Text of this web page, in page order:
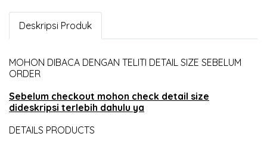
Deskripsi Produk
MOHON DIBACA DENGAN TELITI DETAIL SIZE SEBELUM
ORDER
Sebelum checkout mohon check detail size
dideskripsi terlebih dahulu ya
DETAILS PRODUCTS